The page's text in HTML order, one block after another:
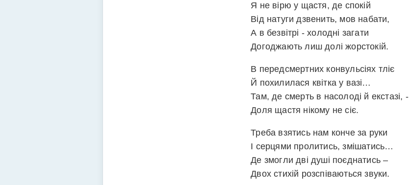
Я не вірю у щастя, де спокій
Від натуги дзвенить, мов набати,
А в безвітрі - холодні загати
Догоджають лиш долі жорстокій.
В передсмертних конвульсіях тліє
Й похилилася квітка у вазі…
Там, де смерть в насолоді й екстазі, -
Доля щастя нікому не сіє.
Треба взятись нам конче за руки
І серцями пролитись, змішатись…
Де змогли дві душі поєднатись –
Двох стихій розспіваються звуки.